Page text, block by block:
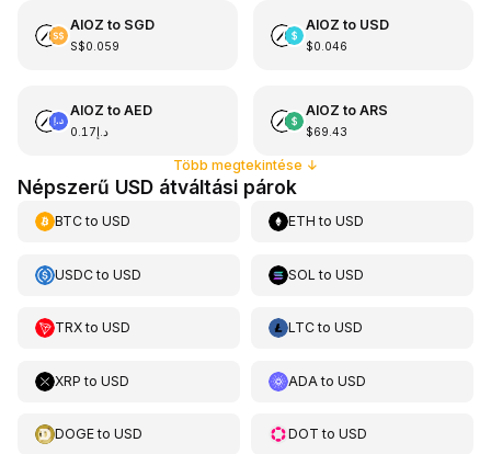
AIOZ to SGD
S$0.059
AIOZ to USD
$0.046
AIOZ to AED
د.إ0.17
AIOZ to ARS
$69.43
Több megtekintése ↓
Népszerű USD átváltási párok
BTCto USD ETH toUSD
USDCto USD SOL toUSD
TRXto USD LTCtoUSD
XRP to USD ADA toUSD
DOGEto USD DOT toUSD